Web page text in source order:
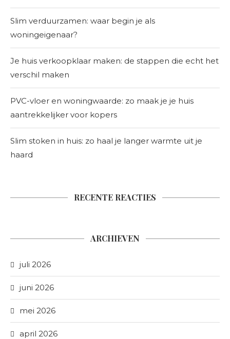
Slim verduurzamen: waar begin je als
woningeigenaar?
Je huis verkoopklaar maken: de stappen die echt het
verschil maken
PVC-vloer en woningwaarde: zo maak je je huis
aantrekkelijker voor kopers
Slim stoken in huis: zo haal je langer warmte uit je
haard
RECENTE REACTIES
ARCHIEVEN
juli 2026
juni 2026
mei 2026
april 2026